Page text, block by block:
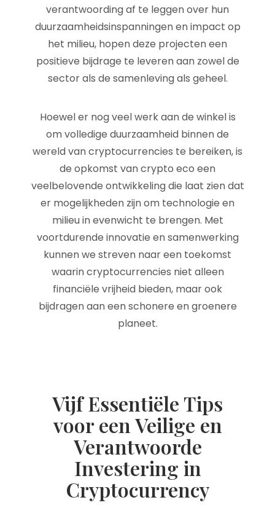
verantwoording af te leggen over hun
duurzaamheidsinspanningen en impact op
het milieu, hopen deze projecten een
positieve bijdrage te leveren aan zowel de
sector als de samenleving als geheel.
Hoewel er nog veel werk aan de winkel is
om volledige duurzaamheid binnen de
wereld van cryptocurrencies te bereiken, is
de opkomst van crypto eco een
veelbelovende ontwikkeling die laat zien dat
er mogelijkheden zijn om technologie en
milieu in evenwicht te brengen. Met
voortdurende innovatie en samenwerking
kunnen we streven naar een toekomst
waarin cryptocurrencies niet alleen
financiële vrijheid bieden, maar ook
bijdragen aan een schonere en groenere
planeet.
Vijf Essentiële Tips
voor een Veilige en
Verantwoorde
Investering in
Cryptocurrency